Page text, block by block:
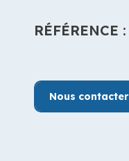
RÉFÉRENCE :
Nous contacter